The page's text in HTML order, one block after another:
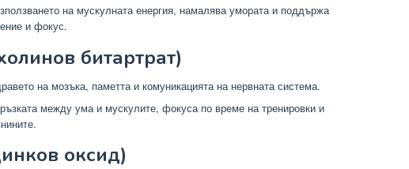
на мускулната енергия, намалява умората и поддържа
и фокус.
битартрат)
на мозъка, паметта и комуникацията на нервната система.
между ума и мускулите, фокуса по време на тренировки и
оксид)